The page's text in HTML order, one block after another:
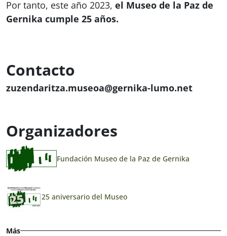
Por tanto, este año 2023, el Museo de la Paz de
Gernika cumple 25 años.
Contacto
zuzendaritza.museoa@gernika-lumo.net
Organizadores
Fundación Museo de la Paz de Gernika
25 aniversario del Museo
Más